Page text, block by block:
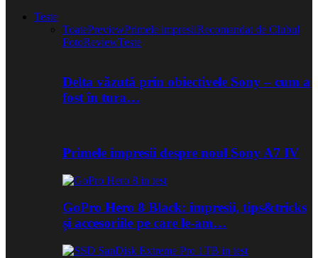
Teste
ToatePreviewPrimele impresiiRecomandat de Clubul
FotoReviewTeste
Delta văzută prin obiectivele Sony – cum a
fost în tura…
Primele impresii despre noul Sony A7 IV
GoPro Hero 8 Black: impresii, tips&tricks
și accesoriile pe care le-am…